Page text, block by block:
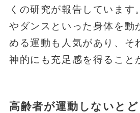
くの研究が報告しています
やダンスといった身体を動
める運動も人気があり、そ
神的にも充足感を得ること
高齢者が運動しないとど